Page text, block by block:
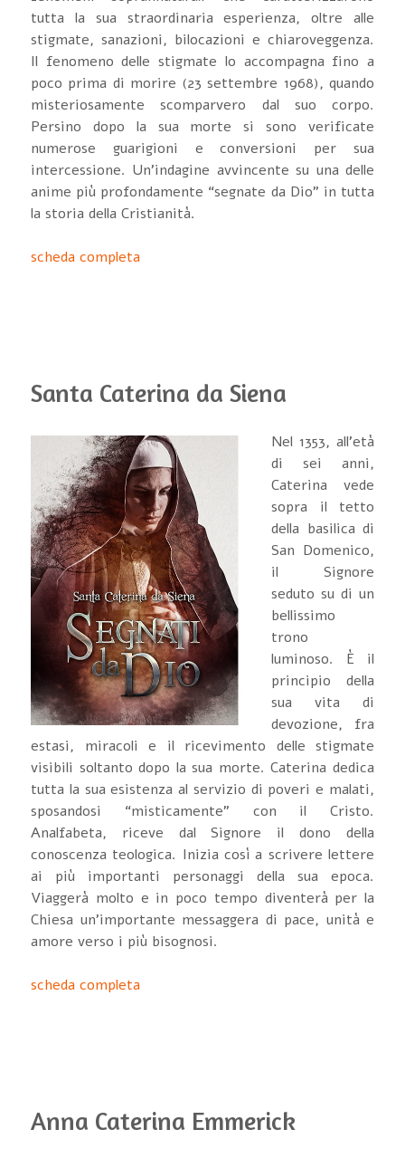
tutta la sua straordinaria esperienza, oltre alle
stigmate, sanazioni, bilocazioni e chiaroveggenza.
Il fenomeno delle stigmate lo accompagna fino a
poco prima di morire (23 settembre 1968), quando
misteriosamente scomparvero dal suo corpo.
Persino dopo la sua morte si sono verificate
numerose guarigioni e conversioni per sua
intercessione. Un'indagine avvincente su una delle
anime più profondamente “segnate da Dio” in tutta
la storia della Cristianità.
scheda completa
Santa Caterina da Siena
Nel 1353, all'età
di sei anni,
Caterina vede
sopra il tetto
della basilica di
San Domenico,
il Signore
seduto su di un
bellissimo
trono
luminoso. È il
principio della
sua vita di
devozione, fra
estasi, miracoli e il ricevimento delle stigmate
visibili soltanto dopo la sua morte. Caterina dedica
tutta la sua esistenza al servizio di poveri e malati,
sposandosi “misticamente” con il Cristo.
Analfabeta, riceve dal Signore il dono della
conoscenza teologica. Inizia così a scrivere lettere
ai più importanti personaggi della sua epoca.
Viaggerà molto e in poco tempo diventerà per la
Chiesa un'importante messaggera di pace, unità e
amore verso i più bisognosi.
scheda completa
Anna Caterina Emmerick